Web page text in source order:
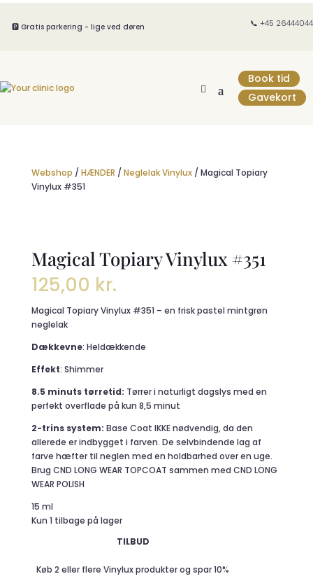
🅿️ Gratis parkering - lige ved døren 📞 +45 26444044
Book tid
Gavekort
Webshop / HÆNDER / Neglelak Vinylux/ Magical Topiary
Vinylux #351
Magical Topiary Vinylux #351
125,00 kr.
Magical Topiary Vinylux #351 – en frisk pastel mintgrøn
neglelak
Dækkevne: Heldækkende
Effekt: Shimmer
8.5 minuts tørretid: Tørrer i naturligt dagslys med en
perfekt overflade på kun 8,5 minut
2-trins system: Base Coat IKKE nødvendig, da den
allerede er indbygget i farven. De selvbindende lag af
farve hæfter til neglen med en holdbarhed over en uge.
Brug CND LONG WEAR TOPCOAT sammen med CND LONG
WEAR POLISH
15 ml
Kun 1 tilbage på lager
TILBUD
Køb 2 eller flere Vinylux produkter og spar 10%